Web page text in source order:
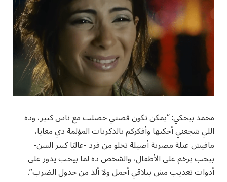
محمد بيحكي: “يمكن تكون قصتي حصلت مع ناس كتير، وده
اللي شجعني أحكيها وأفكركم بالذكريات المؤلمة دي معايا،
مافيش عيلة مصرية أصيلة تخلو من فرد -غالبًا كبير السن-
بيحب يرخم على الأطفال، والشخص ده لما بيحب يدور على
أدوات تعذيب مش بيلاقي أجمل ولا ألذ من جدول الضرب”.